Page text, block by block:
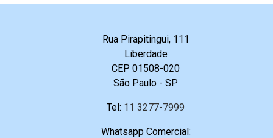
Rua Pirapitingui, 111
Liberdade
CEP 01508-020
São Paulo - SP
Tel: 11 3277-7999
Whatsapp Comercial: